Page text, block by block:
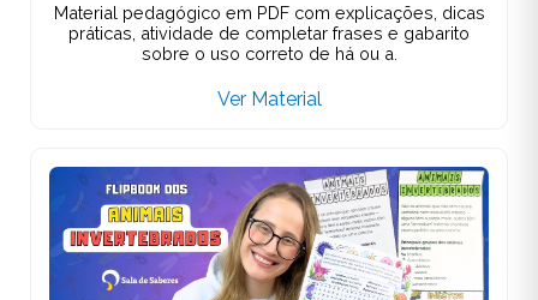
Material pedagógico em PDF com explicações, dicas
práticas, atividade de completar frases e gabarito
sobre o uso correto de há ou a.
Ver Material